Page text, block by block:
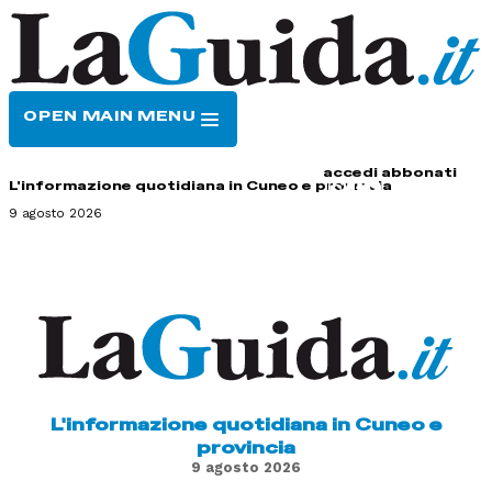
OPEN MAIN MENU
accedi abbonati
L'informazione quotidiana in Cuneo e provincia
9 agosto 2026
L'informazione quotidiana in Cuneo e
provincia
9 agosto 2026